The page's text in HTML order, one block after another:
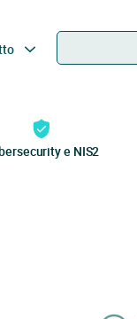
e NIS2